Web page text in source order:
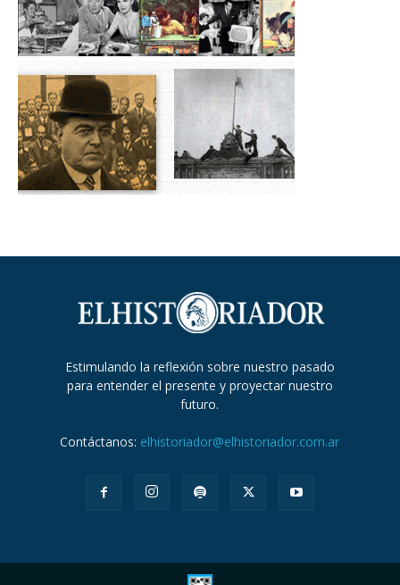
Estimulando la reflexión sobre nuestro pasado
para entender el presente y proyectar nuestro
futuro.
Contáctanos: elhistoriador@elhistoriador.com.ar